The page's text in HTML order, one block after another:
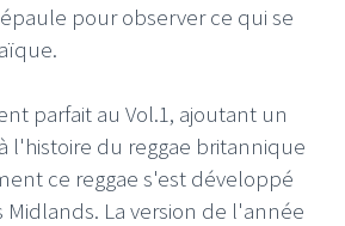
pour observer ce qui se
parfait au Vol.1, ajoutant un
l'histoire du reggae britannique
ce reggae s'est développé
La version de l'année